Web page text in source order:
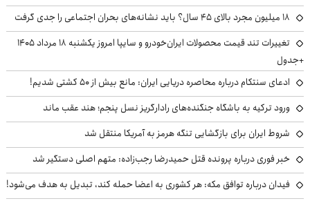
۱۸ میلیون مجرد بالای ۴۵ سال؟ باید نشانه‌های بحران اجتماعی را جدی گرفت
تغییرات تند قیمت محصولات ایران‌خودرو و سایپا امروز یکشنبه ۱۸ مرداد ۱۴۰۵
+جدول
ادعای سنتکام درباره محاصره دریایی ایران: مانع بیش از ۵۰ کشتی شدیم!
ورود ترکیه به باشگاه جنگنده‌های رادارگریز نسل پنجم؛ هند عقب ماند
شروط ایران برای بازگشایی تنگه هرمز به آمریکا منتقل شد
خبر فوری درباره پرونده قتل حمیدرضا رجب‌زاده: متهم اصلی دستگیر شد
فیدان درباره توافق مکه: هر کشوری به اعضا حمله کند، تبدیل به هدف می‌شود!